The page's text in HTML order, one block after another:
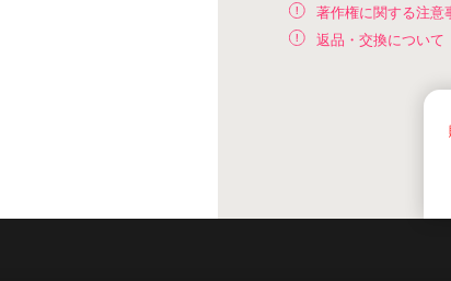
著作権に関する注意
返品・交換について